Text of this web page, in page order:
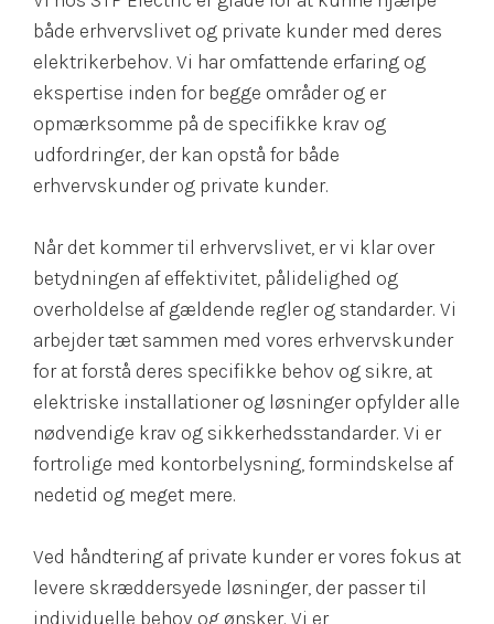
både erhvervslivet og private kunder med deres
elektrikerbehov. Vi har omfattende erfaring og
ekspertise inden for begge områder og er
opmærksomme på de specifikke krav og
udfordringer, der kan opstå for både
erhvervskunder og private kunder.
Når det kommer til erhvervslivet, er vi klar over
betydningen af effektivitet, pålidelighed og
overholdelse af gældende regler og standarder. Vi
arbejder tæt sammen med vores erhvervskunder
for at forstå deres specifikke behov og sikre, at
elektriske installationer og løsninger opfylder alle
nødvendige krav og sikkerhedsstandarder. Vi er
fortrolige med kontorbelysning, formindskelse af
nedetid og meget mere.
Ved håndtering af private kunder er vores fokus at
levere skræddersyede løsninger, der passer til
individuelle behov og ønsker. Vi er